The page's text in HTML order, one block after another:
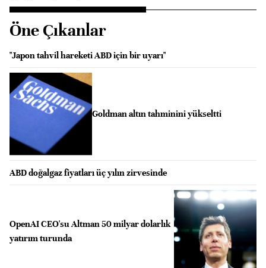
Öne Çıkanlar
"Japon tahvil hareketi ABD için bir uyarı"
Goldman altın tahminini yükseltti
ABD doğalgaz fiyatları üç yılın zirvesinde
OpenAI CEO'su Altman 50 milyar dolarlık
yatırım turunda